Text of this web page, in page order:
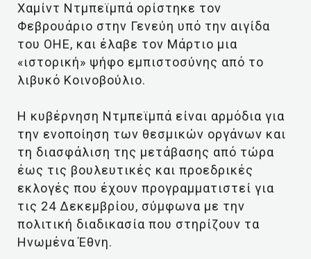
Χαμίντ Ντμπεϊμπά ορίστηκε τον
Φεβρουάριο στην Γενεύη υπό την αιγίδα
του ΟΗΕ, και έλαβε τον Μάρτιο μια
«ιστορική» ψήφο εμπιστοσύνης από το
λιβυκό Κοινοβούλιο.
Η κυβέρνηση Ντμπεϊμπά είναι αρμόδια για
την ενοποίηση των θεσμικών οργάνων και
τη διασφάλιση της μετάβασης από τώρα
έως τις βουλευτικές και προεδρικές
εκλογές που έχουν προγραμματιστεί για
τις 24 Δεκεμβρίου, σύμφωνα με την
πολιτική διαδικασία που στηρίζουν τα
Ηνωμένα Έθνη.